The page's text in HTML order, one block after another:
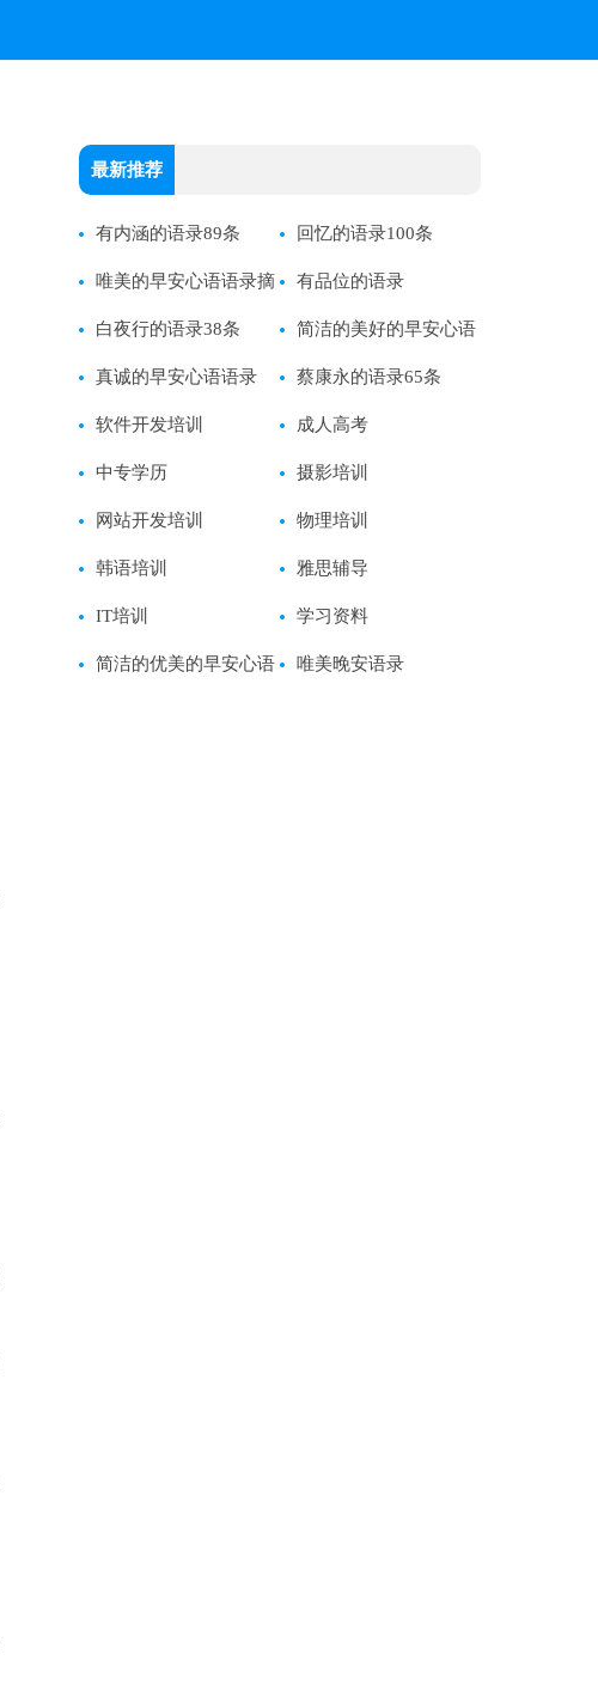
最新推荐
有内涵的语录89条 回忆的语录100条
唯美的早安心语语录摘
录67条
有品位的语录
白夜行的语录38条 简洁的美好的早安心语
语录
真诚的早安心语语录 蔡康永的语录65条
软件开发培训 成人高考
中专学历 摄影培训
网站开发培训 物理培训
韩语培训 雅思辅导
IT培训 学习资料
简洁的优美的早安心语 唯美晚安语录